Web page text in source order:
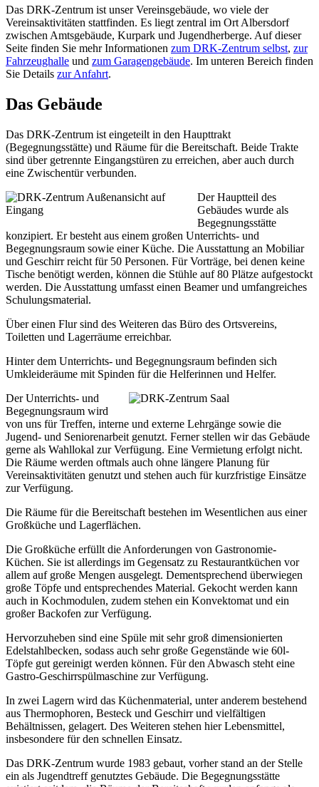
Das DRK-Zentrum ist unser Vereinsgebäude, wo viele der
Vereinsaktivitäten stattfinden. Es liegt zentral im Ort Albersdorf
zwischen Amtsgebäude, Kurpark und Jugendherberge. Auf dieser
Seite finden Sie mehr Informationen zum DRK-Zentrum selbst, zur
Fahrzeughalle und zum Garagengebäude. Im unteren Bereich finden
Sie Details zur Anfahrt.
Das Gebäude
Das DRK-Zentrum ist eingeteilt in den Haupttrakt
(Begegnungsstätte) und Räume für die Bereitschaft. Beide Trakte
sind über getrennte Eingangstüren zu erreichen, aber auch durch
eine Zwischentür verbunden.
Der Hauptteil des
Gebäudes wurde als
Begegnungsstätte
konzipiert. Er besteht aus einem großen Unterrichts- und
Begegnungsraum sowie einer Küche. Die Ausstattung an Mobiliar
und Geschirr reicht für 50 Personen. Für Vorträge, bei denen keine
Tische benötigt werden, können die Stühle auf 80 Plätze aufgestockt
werden. Die Ausstattung umfasst einen Beamer und umfangreiches
Schulungsmaterial.
Über einen Flur sind des Weiteren das Büro des Ortsvereins,
Toiletten und Lagerräume erreichbar.
Hinter dem Unterrichts- und Begegnungsraum befinden sich
Umkleideräume mit Spinden für die Helferinnen und Helfer.
Der Unterrichts- und
Begegnungsraum wird
von uns für Treffen, interne und externe Lehrgänge sowie die
Jugend- und Seniorenarbeit genutzt. Ferner stellen wir das Gebäude
gerne als Wahllokal zur Verfügung. Eine Vermietung erfolgt nicht.
Die Räume werden oftmals auch ohne längere Planung für
Vereinsaktivitäten genutzt und stehen auch für kurzfristige Einsätze
zur Verfügung.
Die Räume für die Bereitschaft bestehen im Wesentlichen aus einer
Großküche und Lagerflächen.
Die Großküche erfüllt die Anforderungen von Gastronomie-
Küchen. Sie ist allerdings im Gegensatz zu Restaurantküchen vor
allem auf große Mengen ausgelegt. Dementsprechend überwiegen
große Töpfe und entsprechendes Material. Gekocht werden kann
auch in Kochmodulen, zudem stehen ein Konvektomat und ein
großer Backofen zur Verfügung.
Hervorzuheben sind eine Spüle mit sehr groß dimensionierten
Edelstahlbecken, sodass auch sehr große Gegenstände wie 60l-
Töpfe gut gereinigt werden können. Für den Abwasch steht eine
Gastro-Geschirrspülmaschine zur Verfügung.
In zwei Lagern wird das Küchenmaterial, unter anderem bestehend
aus Thermophoren, Besteck und Geschirr und vielfältigen
Behältnissen, gelagert. Des Weiteren stehen hier Lebensmittel,
insbesondere für den schnellen Einsatz.
Das DRK-Zentrum wurde 1983 gebaut, vorher stand an der Stelle
ein als Jugendtreff genutztes Gebäude. Die Begegnungsstätte